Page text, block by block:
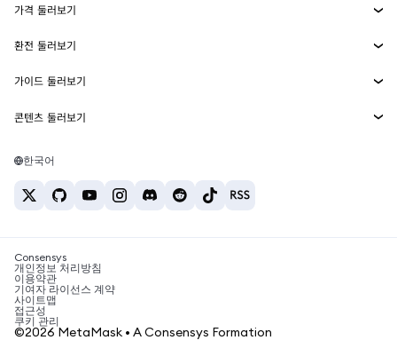
MetaMask Connect
Snaps
웹3 서비스
보안
고객 지원
채용
가격 둘러보기
이더리움 가격
솔라나 가격
테더 가격
환전 둘러보기
ETH를 USD로 환전
USDT를 INR로 환전
BTC를 INR로 환전
ETH를 USDT로 환전
가이드 둘러보기
ETH 매수
USDT 매수
SHIB 매수
BNB 매수
콘텐츠 둘러보기
솔라나 지갑
암호화폐 세금 뉴스
암호화폐 매수 방법
비트코인 매도 방법
한국어
Consensys
개인정보 처리방침
이용약관
기여자 라이선스 계약
사이트맵
접근성
쿠키 관리
©2026 MetaMask • A Consensys Formation